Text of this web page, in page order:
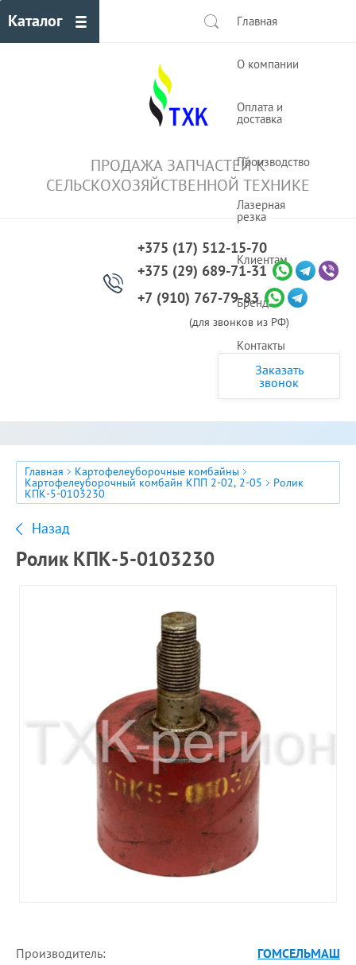
Каталог Главная
О компании
Оплата и
доставка
Производство
Лазерная
резка
Клиентам
Бренды
Контакты
ПРОДАЖА ЗАПЧАСТЕЙ К
СЕЛЬСКОХОЗЯЙСТВЕННОЙ ТЕХНИКЕ
+375 (17) 512-15-70
+375 (29) 689-71-31
+7 (910) 767-79-83
(для звонков из РФ)
Заказать
звонок
Главная Картофелеуборочные комбайны
Картофелеуборочный комбайн КПП 2-02, 2-05 Ролик
КПК-5-0103230
Назад
Ролик КПК-5-0103230
Производитель: ГОМСЕЛЬМАШ